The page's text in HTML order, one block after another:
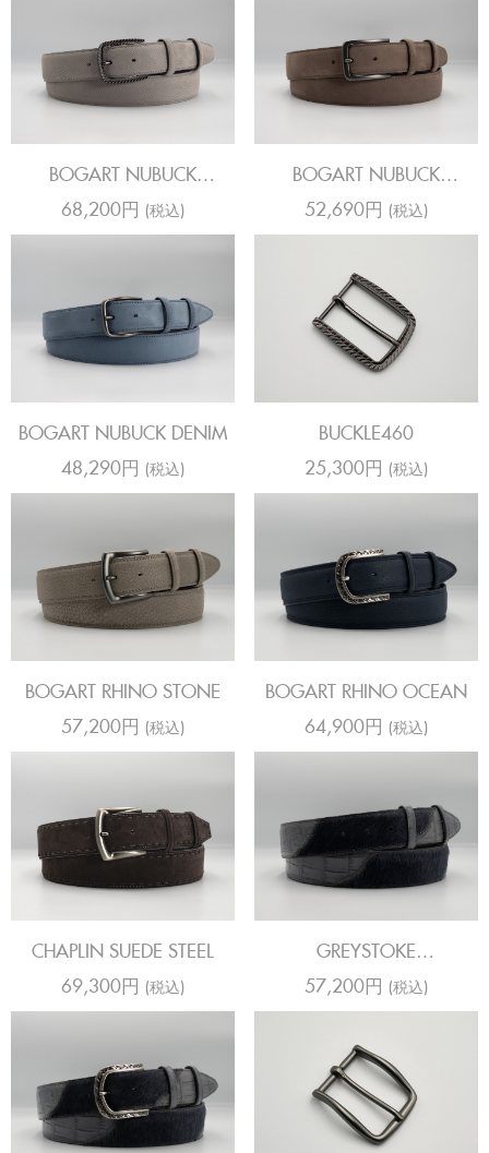
BOGART NUBUCK
CHEVRON STONE
68,200円 (税込)
BOGART NUBUCK
CHEVRON MOLE
52,690円 (税込)
BOGART NUBUCK DENIM
48,290円 (税込)
BUCKLE460
25,300円 (税込)
BOGART RHINO STONE
57,200円 (税込)
BOGART RHINO OCEAN
64,900円 (税込)
CHAPLIN SUEDE STEEL
69,300円 (税込)
GREYSTOKE
CODA/HORSY STEEL
57,200円 (税込)